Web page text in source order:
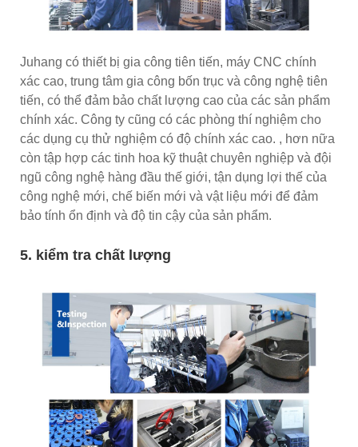
Juhang có thiết bị gia công tiên tiến, máy CNC chính
xác cao, trung tâm gia công bốn trục và công nghệ tiên
tiến, có thể đảm bảo chất lượng cao của các sản phẩm
chính xác. Công ty cũng có các phòng thí nghiệm cho
các dụng cụ thử nghiệm có độ chính xác cao. , hơn nữa
còn tập hợp các tinh hoa kỹ thuật chuyên nghiệp và đội
ngũ công nghệ hàng đầu thế giới, tận dụng lợi thế của
công nghệ mới, chế biến mới và vật liệu mới để đảm
bảo tính ổn định và độ tin cậy của sản phẩm.
5. kiểm tra chất lượng